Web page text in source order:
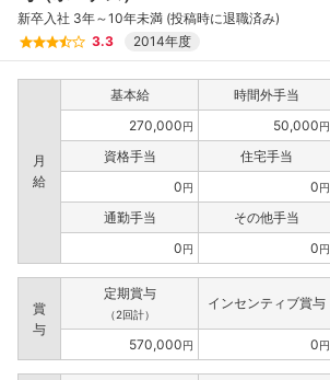
新卒入社 3年～10年未満 (投稿時に退職済み)
3.3
2014年度
月
給
基本給 時間外手当
270,000円 50,000円
資格手当 住宅手当
0円 0円
通勤手当
その他手当
0円 0円
賞
与
定期賞与
（2回計）
インセンティブ賞与
570,000円 0円